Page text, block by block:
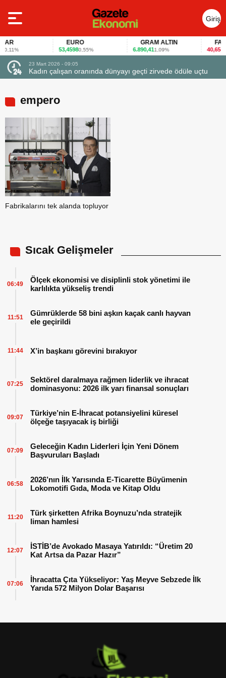
Giriş
Yap
EURO
53,45980,55%
GRAM ALTIN
6.890,411,09%
FAİZ
40,65-
23 Mart 2026 - 09:05
Kadın çalışan oranında dünyayı geçti zirvede ödüle uçtu
empero
Fabrikalarını tek alanda topluyor
Sıcak Gelişmeler
Ölçek ekonomisi ve disiplinli stok yönetimi ile
karlılıkta yükseliş trendi
06:49
Gümrüklerde 58 bini aşkın kaçak canlı hayvan
ele geçirildi
11:51
X’in başkanı görevini bırakıyor
11:44
Sektörel daralmaya rağmen liderlik ve ihracat
dominasyonu: 2026 ilk yarı finansal sonuçları
07:25
Türkiye’nin E-İhracat potansiyelini küresel
ölçeğe taşıyacak iş birliği
09:07
Geleceğin Kadın Liderleri İçin Yeni Dönem
Başvuruları Başladı
07:09
2026’nın İlk Yarısında E-Ticarette Büyümenin
Lokomotifi Gıda, Moda ve Kitap Oldu
06:58
Türk şirketten Afrika Boynuzu’nda stratejik
liman hamlesi
11:20
İSTİB’de Avokado Masaya Yatırıldı: “Üretim 20
Kat Artsa da Pazar Hazır”
12:07
İhracatta Çıta Yükseliyor: Yaş Meyve Sebzede İlk
Yarıda 572 Milyon Dolar Başarısı
07:06